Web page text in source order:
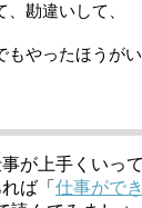
勘違いして、
やったほうがい
が上手くいっ
ば「 仕事がで